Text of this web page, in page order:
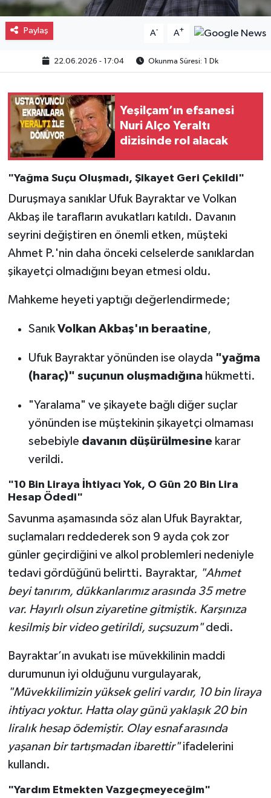
Paylaş A- A+
22.06.2026 - 17:04 Okunma Süresi: 1 Dk
Yeşilçam’ın efsanesi
Nuri Alço Yeraltı
dizisinde rol alacak
"Yağma Suçu Oluşmadı, Şikayet Geri Çekildi"
Duruşmaya sanıklar Ufuk Bayraktar ve Volkan
Akbaş ile tarafların avukatları katıldı. Davanın
seyrini değiştiren en önemli etken, müşteki
Ahmet P.'nin daha önceki celselerde sanıklardan
şikayetçi olmadığını beyan etmesi oldu.
Mahkeme heyeti yaptığı değerlendirmede;
SanıkVolkan Akbaş'ın beraatine,
Ufuk Bayraktar yönünden ise olayda "yağma
(haraç)" suçunun oluşmadığınahükmetti.
"Yaralama" ve şikayete bağlı diğer suçlar
yönünden ise müştekinin şikayetçi olmaması
sebebiyle davanın düşürülmesinekarar
verildi.
"10 Bin Liraya İhtiyacı Yok, O Gün 20 Bin Lira
Hesap Ödedi"
Savunma aşamasında söz alan Ufuk Bayraktar,
suçlamaları reddederek son 9 ayda çok zor
günler geçirdiğini ve alkol problemleri nedeniyle
tedavi gördüğünü belirtti. Bayraktar, "Ahmet
beyi tanırım, dükkanlarımız arasında 35 metre
var. Hayırlı olsun ziyaretine gitmiştik. Karşınıza
kesilmiş bir video getirildi, suçsuzum"dedi.
Bayraktar’ın avukatı ise müvekkilinin maddi
durumunun iyi olduğunu vurgulayarak,
"Müvekkilimizin yüksek geliri vardır, 10 bin liraya
ihtiyacı yoktur. Hatta olay günü yaklaşık 20 bin
liralık hesap ödemiştir. Olay esnaf arasında
yaşanan bir tartışmadan ibarettir"ifadelerini
kullandı.
"Yardım Etmekten Vazgeçmeyeceğim"